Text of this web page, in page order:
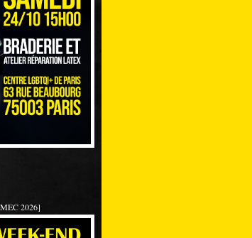
2026]